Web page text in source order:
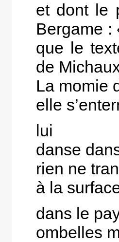
et dont le
Bergame :
que le
de
La momie
elle
lui
danse
rien ne
à la
dans le
ombelles